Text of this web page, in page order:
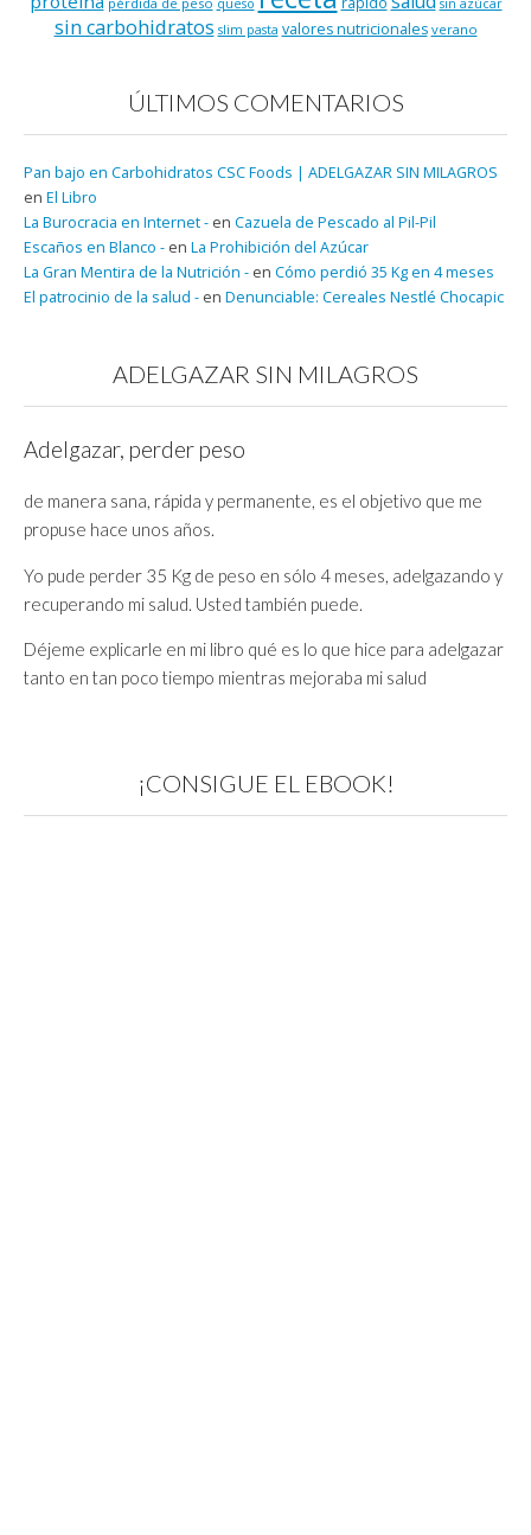
queso sin azúcar
sin carbohidratos slim pasta valores nutricionales verano
ÚLTIMOS COMENTARIOS
Pan bajo en Carbohidratos CSC Foods | ADELGAZAR SIN MILAGROS
en El Libro
La Burocracia en Internet - en Cazuela de Pescado al Pil-Pil
Escaños en Blanco - en La Prohibición del Azúcar
La Gran Mentira de la Nutrición - en Cómo perdió 35 Kg en 4 meses
El patrocinio de la salud - en Denunciable: Cereales Nestlé Chocapic
ADELGAZAR SIN MILAGROS
Adelgazar, perder peso
de manera sana, rápida y permanente, es el objetivo que me
propuse hace unos años.
Yo pude perder 35 Kg de peso en sólo 4 meses, adelgazando y
recuperando mi salud. Usted también puede.
Déjeme explicarle en mi libro qué es lo que hice para adelgazar
tanto en tan poco tiempo mientras mejoraba mi salud
¡CONSIGUE EL EBOOK!